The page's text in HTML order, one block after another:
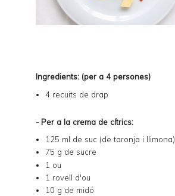
Ingredients: (per a 4 persones)
4 recuits de drap
- Per a la crema de cítrics:
125 ml de suc (de taronja i llimona)
75 g de sucre
1 ou
1 rovell d'ou
10 g de midó